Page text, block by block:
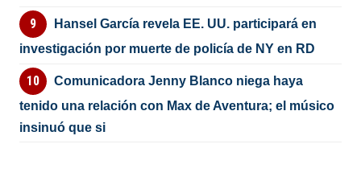
Hansel García revela EE. UU. participará en
investigación por muerte de policía de NY en RD
Comunicadora Jenny Blanco niega haya
tenido una relación con Max de Aventura; el músico
insinuó que si